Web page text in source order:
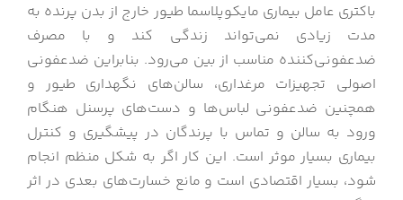
باکتری عامل بیماری مایکوپلاسما طیور خارج از بدن پرنده به
مدت زیادی نمی‌تواند زندگی کند و با مصرف
ضدعفونی‌کننده مناسب از بین می‌رود. بنابراین ضدعفونی
اصولی تجهیزات مرغداری، سالن‌‌های نگهداری طیور و
همچنین ضدعفونی لباس‌ها و دست‌های پرسنل هنگام
ورود به سالن و تماس با پرندگان در پیشگیری و کنترل
بیماری بسیار موثر است. این کار اگر به شکل منظم انجام
شود، بسیار اقتصادی است و مانع خسارت‌های بعدی در اثر